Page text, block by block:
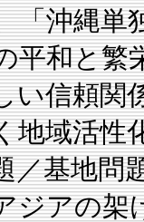
沖縄単
平和と繁
い信頼関
地域活性
／基地問
ジアの架